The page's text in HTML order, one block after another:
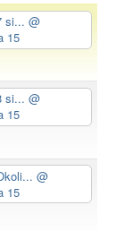
si... @
15
si... @
15
@
15